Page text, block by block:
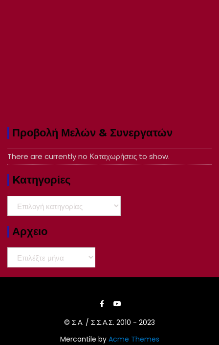
Προβολή Μελών & Συνεργατών
There are currently no Καταχωρήσεις to show.
Kατηγορίες
Αρχειο
© Σ.Α. / Σ.Σ.Α.Σ. 2010 - 2023
Mercantile by Acme Themes